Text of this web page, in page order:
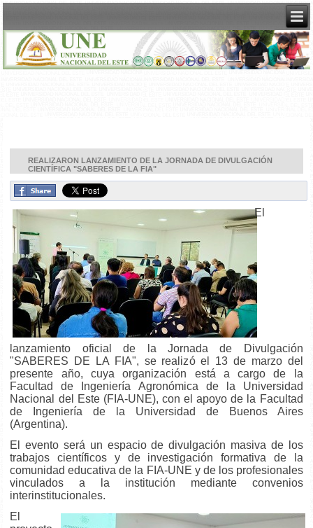
REALIZARON LANZAMIENTO DE LA JORNADA DE DIVULGACIÓN
CIENTÍFICA "SABERES DE LA FIA"
El
lanzamiento oficial de la Jornada de Divulgación
"SABERES DE LA FIA", se realizó el 13 de marzo del
presente año, cuya organización está a cargo de la
Facultad de Ingeniería Agronómica de la Universidad
Nacional del Este (FIA-UNE), con el apoyo de la Facultad
de Ingeniería de la Universidad de Buenos Aires
(Argentina).
El evento será un espacio de divulgación masiva de los
trabajos científicos y de investigación formativa de la
comunidad educativa de la FIA-UNE y de los profesionales
vinculados a la institución mediante convenios
interinstitucionales.
El